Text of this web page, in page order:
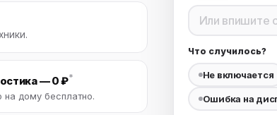
Кулер
машина
— 0 ₽*
на дому бесплатно.
Что случилось?
Не включается
Ошибка на